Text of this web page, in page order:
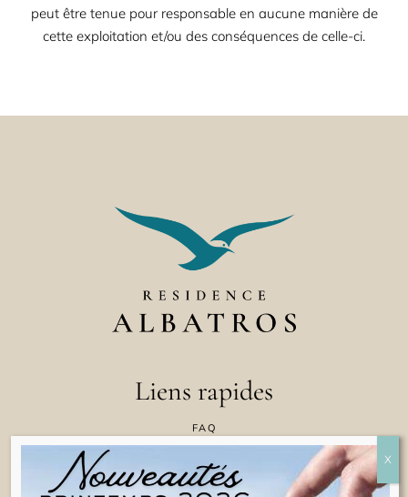
peut être tenue pour responsable en aucune manière de
cette exploitation et/ou des conséquences de celle-ci.
Liens rapides
FAQ
POLITIQUE EN MATIÈRE DE COOKIES